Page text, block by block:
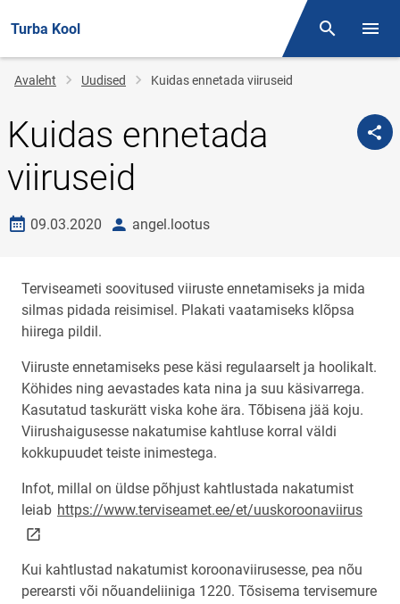
Turba Kool Otsing
Jälglink
Avaleht Uudised Kuidas ennetada viiruseid
Kuidas ennetada
viiruseid
Loomise kuupäev
09.03.2020 autorangel.lootus
Terviseameti soovitused viiruste ennetamiseks ja mida
silmas pidada reisimisel. Plakati vaatamiseks klõpsa
hiirega pildil.
Viiruste ennetamiseks pese käsi regulaarselt ja hoolikalt.
Köhides ning aevastades kata nina ja suu käsivarrega.
Kasutatud taskurätt viska kohe ära. Tõbisena jää koju.
Viirushaigusesse nakatumise kahtluse korral väldi
kokkupuudet teiste inimestega.
Infot, millal on üldse põhjust kahtlustada nakatumist
leiab https://www.terviseamet.ee/et/uuskoroonaviiruslink
Kui kahtlustad nakatumist koroonaviirusesse, pea nõu
perearsti või nõuandeliiniga 1220. Tõsisema tervisemure